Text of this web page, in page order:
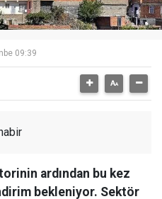
09:39
ardından bu kez
bekleniyor. Sektör